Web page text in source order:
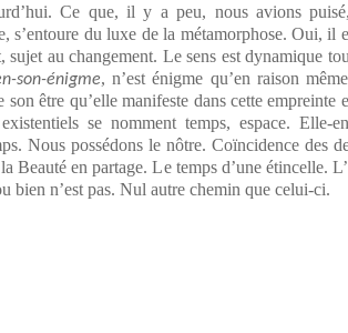
Ce que, il y a peu, nous avions
s’entoure du luxe de la métamorphose. Oui, il
sujet au changement. Le sens est dynamique
son-énigme, n’est énigme qu’en raison
son être qu’elle manifeste dans cette empreinte
se nomment temps, espace. Elle-
Nous possédons le nôtre. Coïncidence des
Beauté en partage. Le temps d’une étincelle.
bien n’est pas. Nul autre chemin que celui-ci.